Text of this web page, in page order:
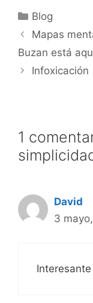
e humor.
Categorías
Blog
Mapas
Buzan está
Infoxicación
1
David
3